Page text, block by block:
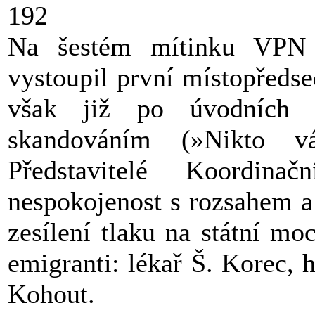
192
Na šestém mítinku
vystoupil první
však již po úvodních
skandováním (»Nikto
Představitelé
nespokojenost s
zesílení tlaku na státní
emigranti: lékař Š. Korec,
Kohout.